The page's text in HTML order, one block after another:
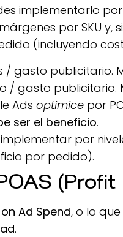
implementarlo
por SKU y,
(incluyendo
/ gasto publicitario.
/ gasto
Adsoptimice por
ser el beneficio.
implementar por
por pedido).
Ad Spend, o lo
.